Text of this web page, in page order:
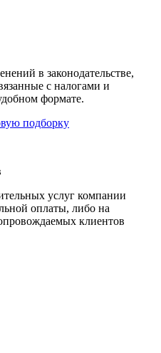
в законодательстве,
с налогами и
формате.
подборку
услуг компании
оплаты, либо на
клиентов